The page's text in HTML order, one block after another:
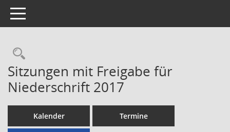
Toggle navigation
Rechercheauswahl
Sitzungen mit Freigabe für
Niederschrift 2017
Kalender Termine